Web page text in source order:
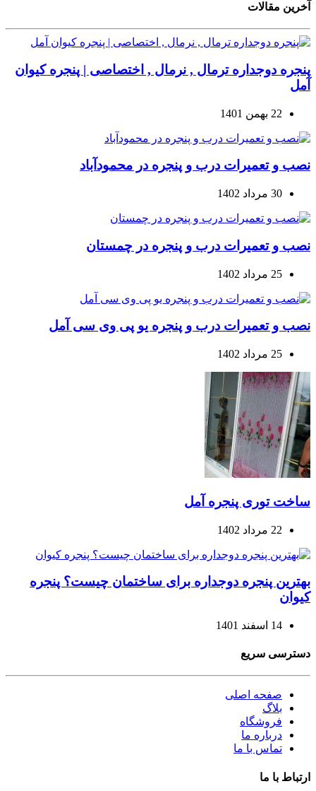
آخرین مقالات
پنجره دوجداره ترمال , نرمال , اختصاصی | پنجره کیوان
آمل
22 بهمن 1401
نصب و تعمیرات درب و پنجره در محمودآباد
30 مرداد 1402
نصب و تعمیرات درب و پنجره در چمستان
25 مرداد 1402
نصب و تعمیرات درب و پنجره یو پی وی سی آمل
25 مرداد 1402
ساخت توری پنجره آمل
22 مرداد 1402
بهترین پنجره دوجداره برای ساختمان چیست؟ پنجره
کیوان
14 اسفند 1401
دسترسی سریع
صفحه اصلی
بلاگ
فروشگاه
درباره ما
تماس با ما
ارتباط با ما